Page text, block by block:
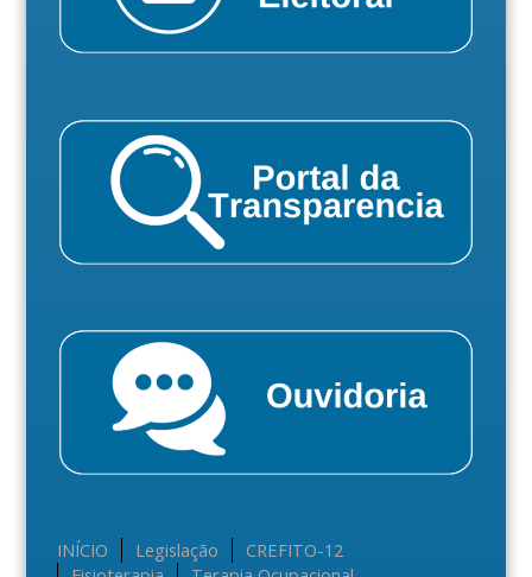
INÍCIO Legislação
CREFITO-12